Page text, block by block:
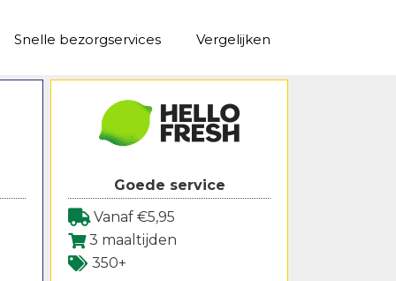
Snelle bezorgservices Vergelijken
Goede service
Vanaf €5,95
3 maaltijden
350+